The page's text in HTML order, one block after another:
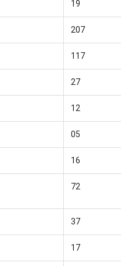
19
207
117
27
12
05
16
72
37
17